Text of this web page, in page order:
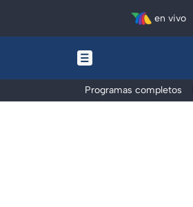
en vivo
Programas completos